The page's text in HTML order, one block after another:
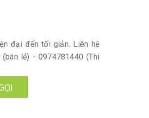
đại đến tối giản. Liên hệ
lẻ) - 0974781440 (Thi